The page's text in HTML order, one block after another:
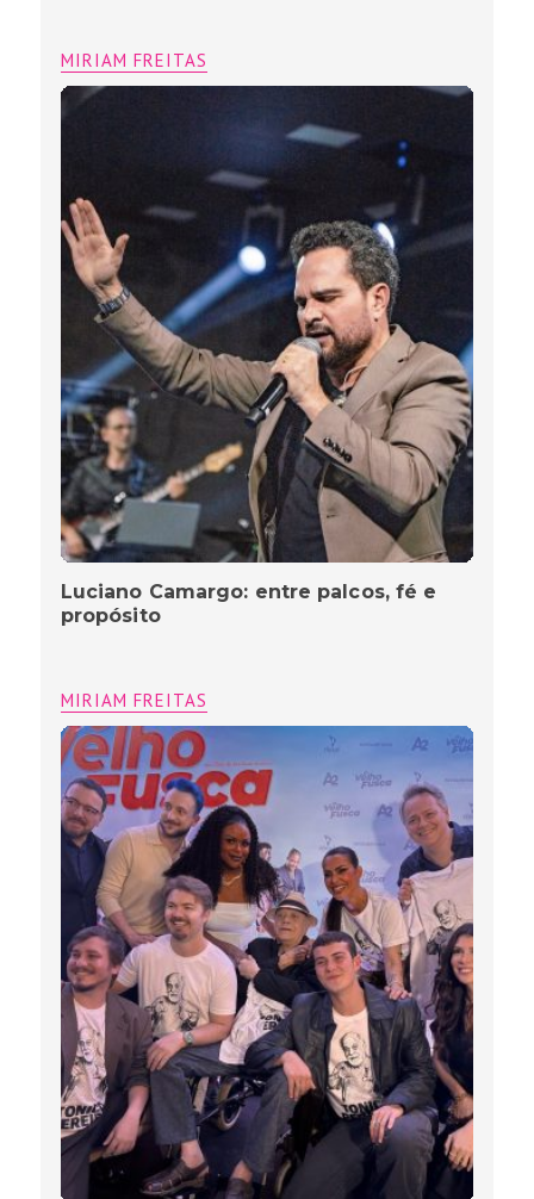
MIRIAM FREITAS
Luciano Camargo: entre palcos, fé e
propósito
MIRIAM FREITAS